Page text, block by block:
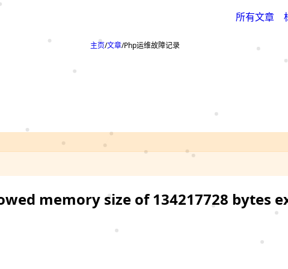
所有文章
主页 文章 Php运维故障记录
memory size of 134217728 bytes